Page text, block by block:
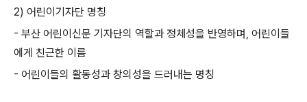
2) 어린이기자단 명칭
- 부산 어린이신문 기자단의 역할과 정체성을 반영하며, 어린이들
에게 친근한 이름
- 어린이들의 활동성과 창의성을 드러내는 명칭